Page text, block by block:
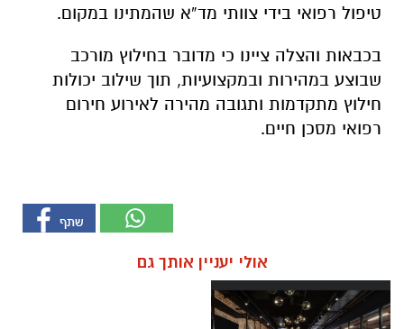
טיפול רפואי בידי צוותי מד”א שהמתינו במקום.
בכבאות והצלה ציינו כי מדובר בחילוץ מורכב
שבוצע במהירות ובמקצועיות, תוך שילוב יכולות
חילוץ מתקדמות ותגובה מהירה לאירוע חירום
רפואי מסכן חיים.
אולי יעניין אותך גם